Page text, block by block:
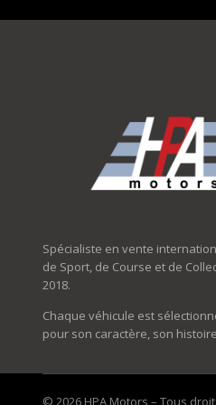
Spécialiste en vente
de Sport, de Course et de
2018.
Chaque véhicule est
pour son caractère, son
© 2026 HPA Motors – Tous